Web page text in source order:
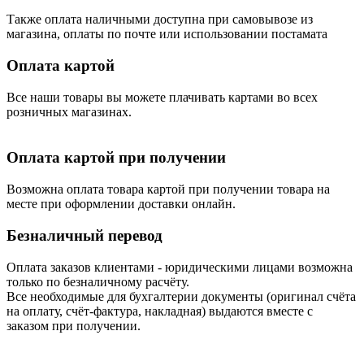
Также оплата наличными доступна при самовывозе из
магазина, оплаты по почте или использовании постамата
Оплата картой
Все наши товары вы можете плачивать картами во всех
розничных магазинах.
Оплата картой при получении
Возможна оплата товара картой при получении товара на
месте при оформлении доставки онлайн.
Безналичный перевод
Оплата заказов клиентами - юридическими лицами возможна
только по безналичному расчёту.
Все необходимые для бухгалтерии документы (оригинал счёта
на оплату, счёт-фактура, накладная) выдаются вместе с
заказом при получении.